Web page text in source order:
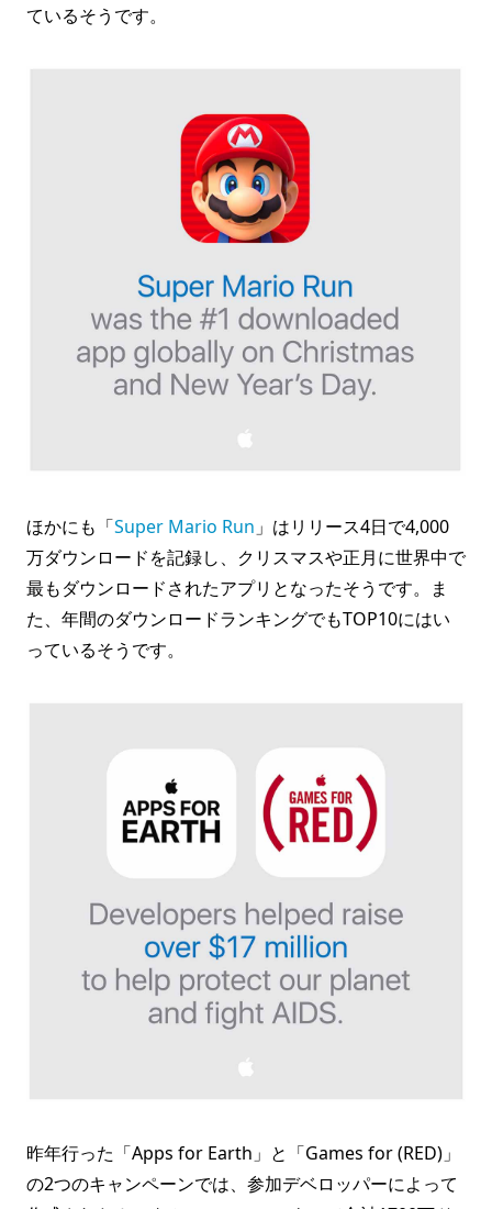
ているそうです。
ほかにも「Super Mario Run 」はリリース4日で4,000
万ダウンロードを記録し、クリスマスや正月に世界中で
最もダウンロードされたアプリとなったそうです。ま
た、年間のダウンロードランキングでもTOP10にはい
っているそうです。
昨年行った「Apps for Earth」と「Games for (RED)」
の2つのキャンペーンでは、参加デベロッパーによって